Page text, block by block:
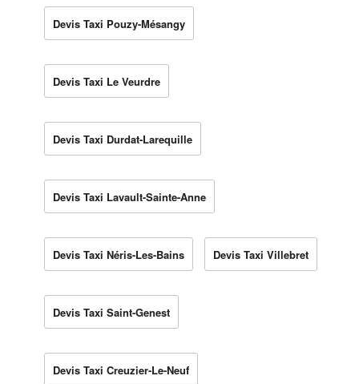
Devis Taxi Pouzy-Mésangy
Devis Taxi Le Veurdre
Devis Taxi Durdat-Larequille
Devis Taxi Lavault-Sainte-Anne
Devis Taxi Néris-Les-Bains Devis Taxi Villebret
Devis Taxi Saint-Genest
Devis Taxi Creuzier-Le-Neuf